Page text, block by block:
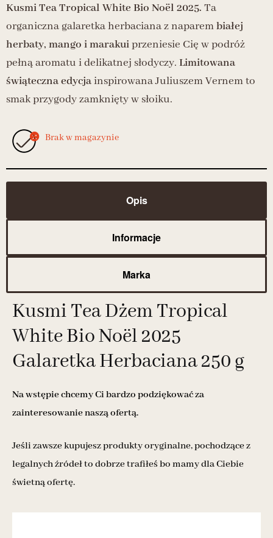
Kusmi Tea Tropical White Bio Noël 2025. Ta
organiczna galaretka herbaciana z naparembiałej
herbaty, mango i marakuiprzeniesie Cię w podróż
pełną aromatu i delikatnej słodyczy. Limitowana
świąteczna edycjainspirowana Juliuszem Vernem to
smak przygody zamknięty w słoiku.
Brak w magazynie
Opis
Informacje
Marka
Kusmi Tea Dżem Tropical
White Bio Noël 2025
Galaretka Herbaciana 250 g
Na wstępie chcemy Ci bardzo podziękować za
zainteresowanie naszą ofertą.
Jeśli zawsze kupujesz produkty oryginalne, pochodzące z
legalnych źródeł to dobrze trafiłeś bo mamy dla Ciebie
świetną ofertę.